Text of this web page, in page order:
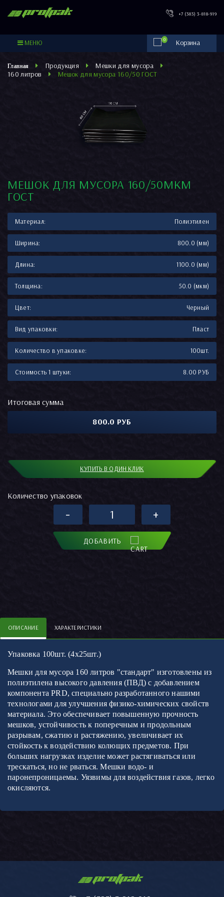
PROFPAK +7 (383) 3-818-919
0
МЕНЮ
Продукция
Мешки для мусора
160 литров
Мешок для мусора 160/50 ГОСТ
МЕШОК ДЛЯ МУСОРА 160/50МКМ
ГОСТ
Материал: Полиэтилен
Ширина: 800.0 (мм)
Длина: 1100.0 (мм)
Толщина: 50.0 (мкм)
Цвет: Черный
Вид упаковки: Пласт
Количество в упаковке: 100шт.
Стоимость 1 штуки: 8.00 РУБ
Количество упаковок
- +
ДОБАВИТЬ
Итоговая сумма
800.0 РУБ
КУПИТЬ В ОДИН КЛИК
ОПИСАНИЕ ХАРАКТЕРИСТИКИ
Упаковка 100шт. (4х25шт.)
Мешки для мусора 160 литров "стандарт" изготовлены из
полиэтилена высокого давления (ПВД) с добавлением
компонентаPRD, специально разработанного нашими
технологами для улучшения физико-химических свойств
материала. Это обеспечивает повышенную прочность
мешков, устойчивость к поперечным и продольным
разрывам, сжатию и растяжению, увеличивает их
стойкость к воздействию колющих предметов. При
больших нагрузках изделие может растягиваться или
трескаться, но не рваться. Мешки водо- и
паронепроницаемы. Уязвимы для воздействия газов, легко
окисляются.
PROFPAK